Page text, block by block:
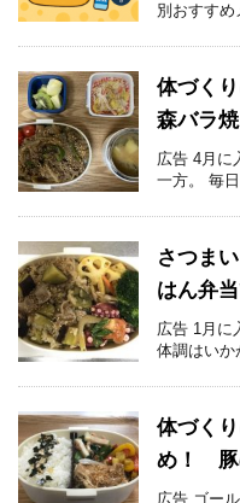
別おすす
体づく
森バラ
広告 4月に
一方。 毎
さつま
はん弁
広告 1月に
体調はいか
体づく
め！ 豚
広告 ゴー